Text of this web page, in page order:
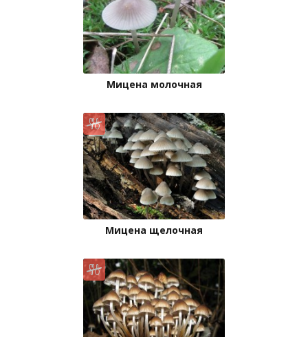
Мицена молочная
Мицена щелочная